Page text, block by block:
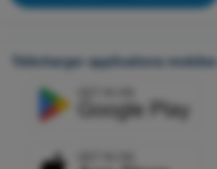
Télécharger applications mobiles